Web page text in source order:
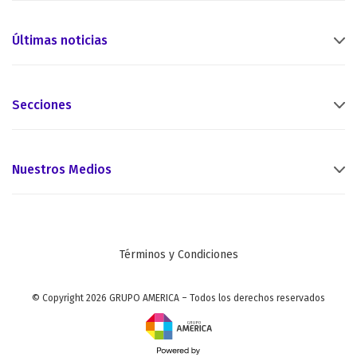
Últimas noticias
Secciones
Nuestros Medios
Términos y Condiciones
© Copyright 2026 GRUPO AMERICA – Todos los derechos reservados